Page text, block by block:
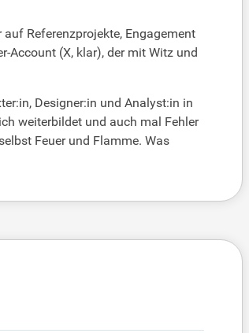
Referenzprojekte, Engagement
Account (X, klar), der mit Witz und
Designer:in und Analyst:in in
weiterbildet und auch mal Fehler
Feuer und Flamme. Was